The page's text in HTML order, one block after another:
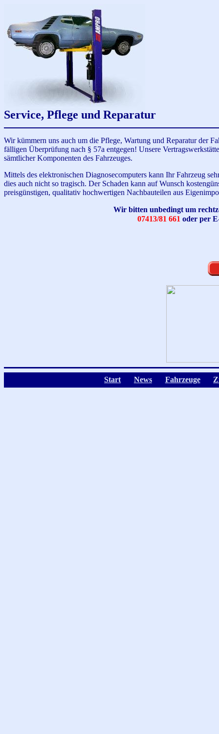
Service, Pflege und Reparatur
Wir kümmern uns auch um die Pflege, Wartung und Reparatur der
fälligen Überprüfung nach § 57a entgegen! Unsere
sämtlicher Komponenten des Fahrzeuges.
Mittels des elektronischen Diagnosecomputers kann Ihr Fahrzeug
dies auch nicht so tragisch. Der Schaden kann auf Wunsch
preisgünstigen, qualitativ hochwertigen Nachbauteilen aus
Wir bitten unbedingt um
07413/81 661 oder per
Start News Fahrzeuge